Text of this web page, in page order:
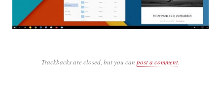
Trackbacks are closed, but you can post a comment.